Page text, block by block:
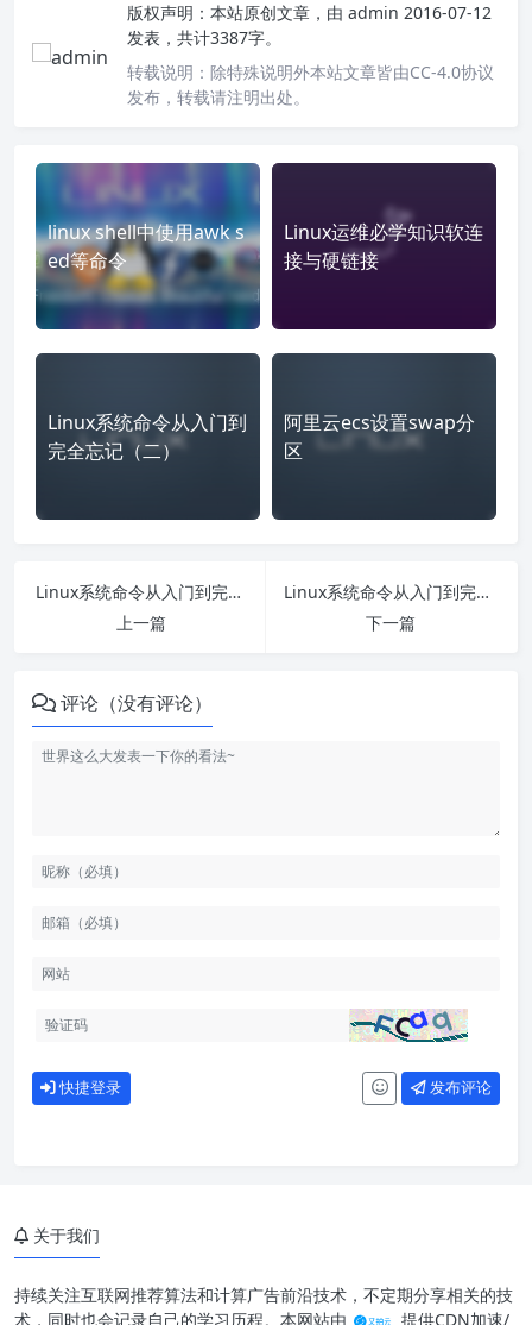
版权声明： 本站原创文章，由 admin 2016-07-12
发表，共计3387字。
转载说明： 除特殊说明外本站文章皆由CC-4.0协议
发布，转载请注明出处。
linux shell中使用awk s
ed等命令
Linux运维必学知识软连
接与硬链接
Linux系统命令从入门到
完全忘记（二）
阿里云ecs设置swap分
区
Linux系统命令从入门到完全忘记（三）
上一篇
Linux系统命令从入门到完全忘记（五）
下一篇
评论（没有评论）
快捷登录 发布评论
关于我们
持续关注互联网推荐算法和计算广告前沿技术，不定期分享相关的技
术，同时也会记录自己的学习历程。本网站由
提供CDN加速/